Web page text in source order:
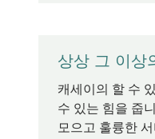
상상 그 이상
캐세이의 할 수
수 있는 힘을 줍
모으고 훌륭한